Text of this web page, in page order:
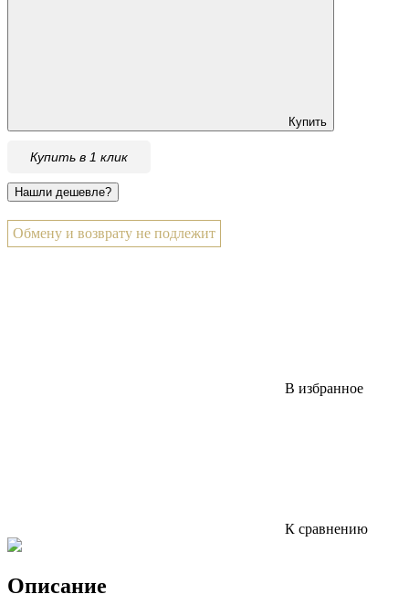
Купить
Купить в 1 клик
Обмену и возврату не подлежит
В избранное
К сравнению
Описание